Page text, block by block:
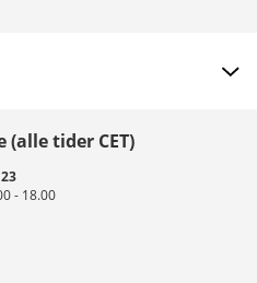
(alle tider CET)
- 18.00